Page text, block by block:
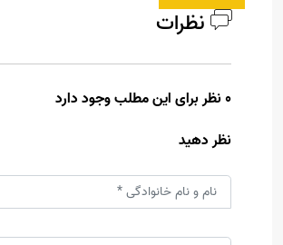
نظرات
0 نظر برای این مطلب وجود دارد
نظر دهید